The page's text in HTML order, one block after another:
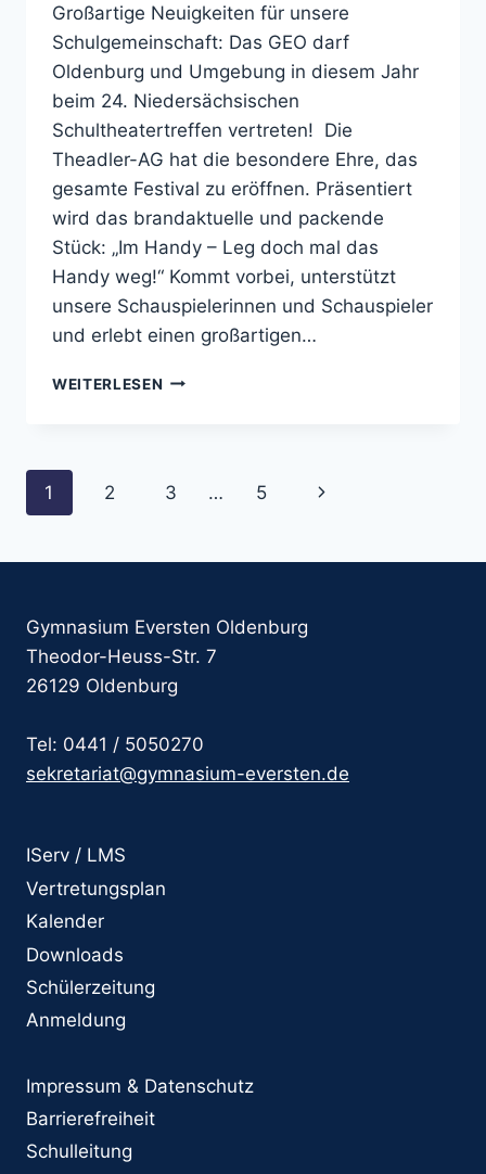
Großartige Neuigkeiten für unsere
Schulgemeinschaft: Das GEO darf
Oldenburg und Umgebung in diesem Jahr
beim 24. Niedersächsischen
Schultheatertreffen vertreten! Die
Theadler-AG hat die besondere Ehre, das
gesamte Festival zu eröffnen. Präsentiert
wird das brandaktuelle und packende
Stück: „Im Handy – Leg doch mal das
Handy weg!“ Kommt vorbei, unterstützt
unsere Schauspielerinnen und Schauspieler
und erlebt einen großartigen…
WEITERLESENGROSSE E
G: E
4. N
Seitennavigation
1 2 3 … 5
Nächste
Gymnasium Eversten Oldenburg
Theodor-Heuss-Str. 7
26129 Oldenburg
Tel: 0441 / 5050270
sekretariat@gymnasium-eversten.de
IServ / LMS
Vertretungsplan
Kalender
Downloads
Schülerzeitung
Anmeldung
Impressum & Datenschutz
Barrierefreiheit
Schulleitung